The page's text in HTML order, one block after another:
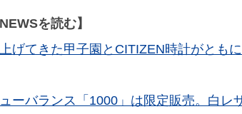
を読む】
げてきた甲子園とCITIZEN時計がとも
ーバランス「1000」は限定販売。白レ